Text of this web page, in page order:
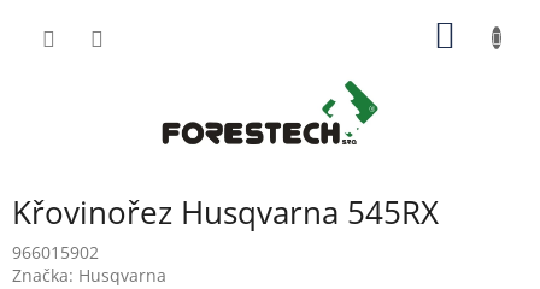
Křovinořez Husqvarna 545RX
966015902
Značka: Husqvarna